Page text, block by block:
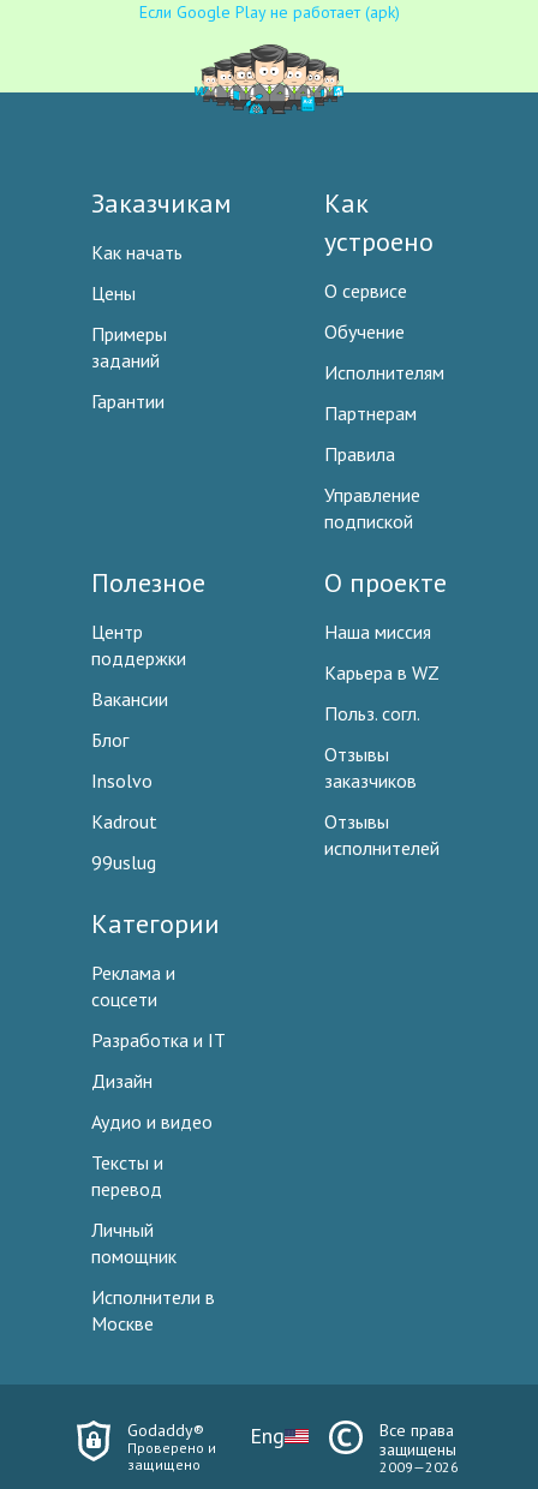
Если Google Play не работает (apk)
Заказчикам
Как начать
Цены
Примеры
заданий
Гарантии
Как
устроено
О сервисе
Обучение
Исполнителям
Партнерам
Правила
Управление
подпиской
Полезное
Центр
поддержки
Вакансии
Блог
Insolvo
Kadrout
99uslug
О проекте
Наша миссия
Карьера в WZ
Польз. согл.
Отзывы
заказчиков
Отзывы
исполнителей
Категории
Реклама и
соцсети
Разработка и IT
Дизайн
Аудио и видео
Тексты и
перевод
Личный
помощник
Исполнители в
Москве
Godaddy®
Проверено и
защищено
Eng
Все права
защищены
2009—2026